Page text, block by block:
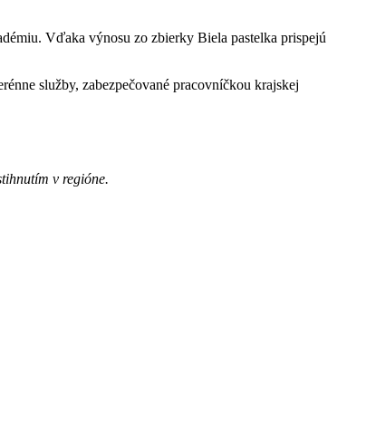
Vďaka výnosu zo zbierky Biela pastelka prispejú
služby, zabezpečované pracovníčkou krajskej
v regióne.